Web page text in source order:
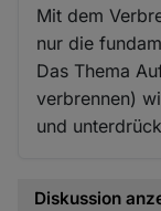
Mit dem
nur die
Das Thema
verbrennen)
und
Diskussion